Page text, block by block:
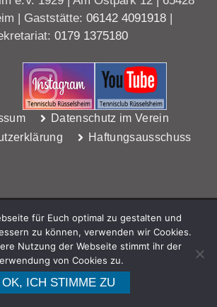
| Gaststätte: 06142 4091918|
0179 1375180
Datenschutz im Verein
Haftungsausschuss
Riedel, Rüsselsheim
für Euch optimal zu gestalten und
zu können, verwenden wir Cookies.
Nutzung der Webseite stimmt ihr der
von Cookies zu.
OK, ICH STIMME ZU